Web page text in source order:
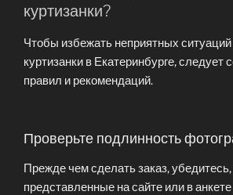
куртизанки?
Чтобы избежать неприятных ситуаций
куртизанки в Екатеринбурге, следует
правил и рекомендаций.
Проверьте подлинность
Прежде чем сделать заказ,
представленные на сайте или в анкете